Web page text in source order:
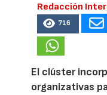
Redacción
716
El clúster
organizativas